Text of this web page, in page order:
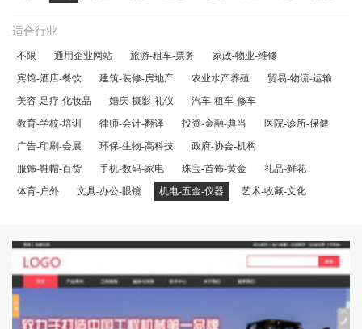
适合行业
不限 通用企业网站 旅游-租车-票务
家政-物业-维修
宾馆-酒店-餐饮
建筑-装修-房地产 农业水产养殖
贸易-物流-运输
美容-足疗-化妆品
婚庆-摄影-礼仪
汽车-租车-修车
教育-学校-培训
律师-会计-翻译 投资-金融-典当
医院-诊所-保健
广告-印刷-会展
环保-生物-高科技
政府-协会-机构
服饰-鞋帽-百货
手机-数码-家电 珠宝-首饰-黄金
礼品-鲜花
体育-户外
文具-办公-眼镜 机电-五金-仪器 艺术-收藏-文化